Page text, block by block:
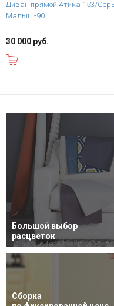
Диван прямой Атика 153/
Малыш-90
30 000 руб.
Большой выбор
расцветок
Сборка